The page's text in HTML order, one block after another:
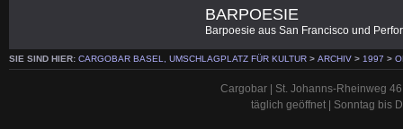
BARPOESIE
Barpoesie aus San Francisco und
SIE SIND HIER: CARGOBAR BASEL, UMSCHLAGPLATZ FÜR KULTUR > ARCHIV > 1997 >
Cargobar | St. Johanns-Rheinweg
täglich geöffnet | Sonntag bis